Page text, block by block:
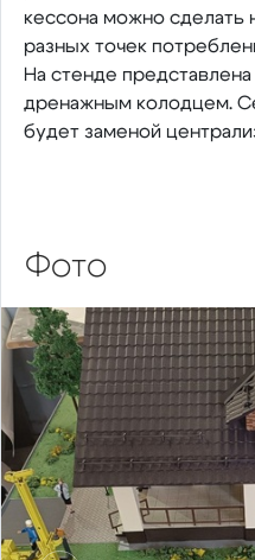
кессона можно сделать
разных точек
На стенде
дренажным колодцем.
будет заменой
Фото